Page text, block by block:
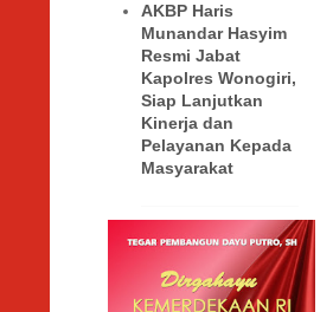
AKBP Haris
Munandar Hasyim
Resmi Jabat
Kapolres Wonogiri,
Siap Lanjutkan
Kinerja dan
Pelayanan Kepada
Masyarakat